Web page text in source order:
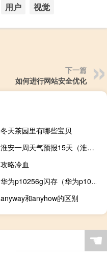
用户 视觉
下一篇
如何进行网站安全优化
冬天茶园里有哪些宝贝
淮安一周天气预报15天（淮安天气预报一周15）
攻略冷血
华为p10256g闪存（华为p10闪存门是什么意思）
anyway和anyhow的区别
☚